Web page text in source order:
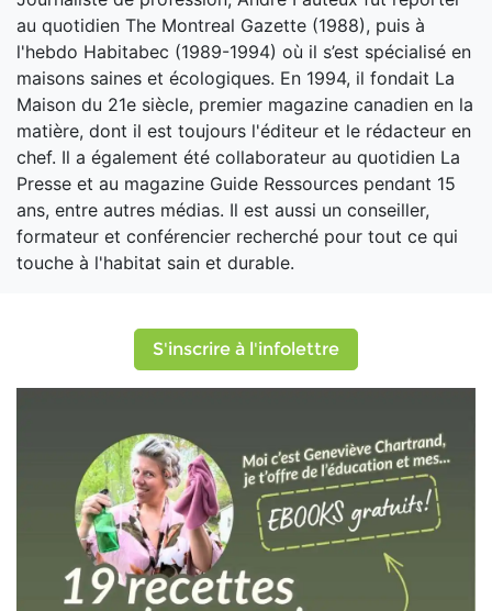
au quotidien The Montreal Gazette (1988), puis à
l'hebdo Habitabec (1989-1994) où il s’est spécialisé en
maisons saines et écologiques. En 1994, il fondait La
Maison du 21e siècle, premier magazine canadien en la
matière, dont il est toujours l'éditeur et le rédacteur en
chef. Il a également été collaborateur au quotidien La
Presse et au magazine Guide Ressources pendant 15
ans, entre autres médias. Il est aussi un conseiller,
formateur et conférencier recherché pour tout ce qui
touche à l'habitat sain et durable.
S'inscrire à l'infolettre